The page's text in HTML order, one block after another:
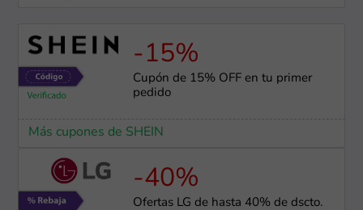
-15%
Cupón de 15% OFF en tu primer
pedido
Más cupones de SHEIN
-40%
Ofertas LG de hasta 40% de dscto.